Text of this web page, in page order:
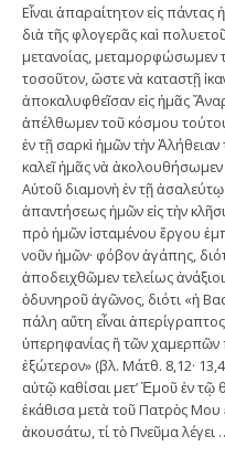
Εἶναι ἀπαραίτητον εἰς
διὰ τῆς φλογερᾶς καὶ
μετανοίας, μεταμορφώσωμεν
τοσοῦτον, ὥστε νὰ καταστῇ
ἀποκαλυφθεῖσαν εἰς ἡμᾶς
ἀπέλθωμεν τοῦ κόσμου
ἐν τῇ σαρκὶ ἡμῶν τὴν
καλεῖ ἡμᾶς νὰ
Αὐτοῦ διαμονὴ ἐν τῇ ἀσαλεύτῳ
ἀπαντήσεως ἡμῶν εἰς τὴν
πρὸ ἡμῶν ἱσταμένου ἔργου
νοῦν ἡμῶν· φόβον ἀγάπης,
ἀποδειχθῶμεν τελείως
ὀδυνηροῦ ἀγῶνος, διότι «ἡ
πάλη αὔτη εἶναι
ὑπερηφανίας ἢ τῶν χαμερπῶν
ἐξώτερον» (βλ. Μάτθ. 8,12·
αὐτῷ καθίσαι μετ’ Ἐμοῦ ἐν
ἐκάθισα μετὰ τοῦ Πατρὸς
ἀκουσάτω, τί τὸ Πνεῦμα λέγει